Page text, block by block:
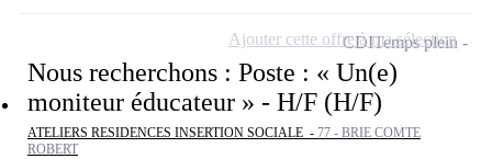
Nous recherchons : Poste : « Un(e)
moniteur éducateur » - H/F (H/F)
ATELIERS RESIDENCES INSERTION SOCIALE - 77 - BRIE COMTE
ROBERT
CDITemps plein
Ajouter cette offre à ma sélection